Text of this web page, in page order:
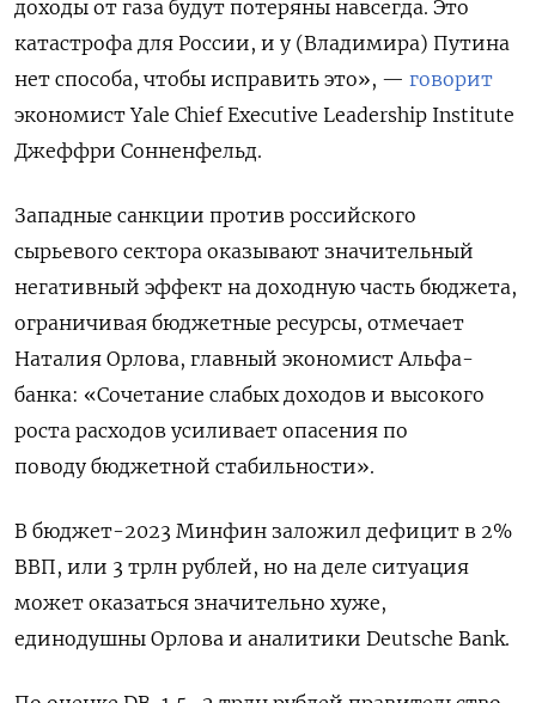
доходы от газа будут потеряны навсегда. Это
катастрофа для России, и у (Владимира) Путина
нет способа, чтобы исправить это», — говорит
экономист Yale Chief Executive Leadership Institute
Джеффри Сонненфельд.
Западные санкции против российского
сырьевого сектора оказывают значительный
негативный эффект на доходную часть бюджета,
ограничивая бюджетные ресурсы, отмечает
Наталия Орлова, главный экономист Альфа-
банка: «Сочетание слабых доходов и высокого
роста расходов усиливает опасения по
поводу бюджетной стабильности».
В бюджет-2023 Минфин заложил дефицит в 2%
ВВП, или 3 трлн рублей, но на деле ситуация
может оказаться значительно хуже,
единодушны Орлова и аналитики Deutsche Bank.